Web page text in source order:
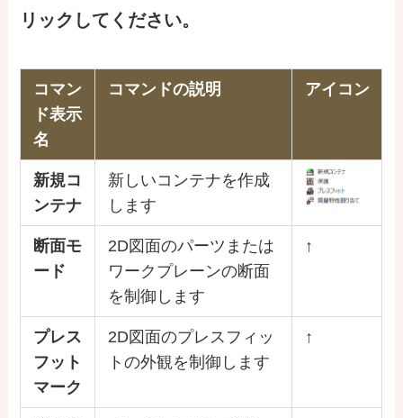
リックしてください。
コマン
ド表示
名
コマンドの説明 アイコン
新規コ
ンテナ
新しいコンテナを作成
します
断面モ
ード
2D図面のパーツまたは
ワークプレーンの断面
を制御します
↑
プレス
フット
マーク
2D図面のプレスフィッ
トの外観を制御します
↑